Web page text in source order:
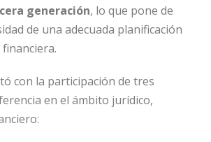
generación, lo que pone de
de una adecuada planificación
con la participación de tres
en el ámbito jurídico,